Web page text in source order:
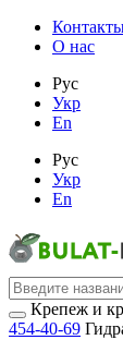
О нас
Рус
Укр
En
Рус
Укр
En
Крепеж и
454-40-69